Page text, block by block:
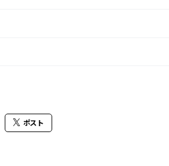
ポスト